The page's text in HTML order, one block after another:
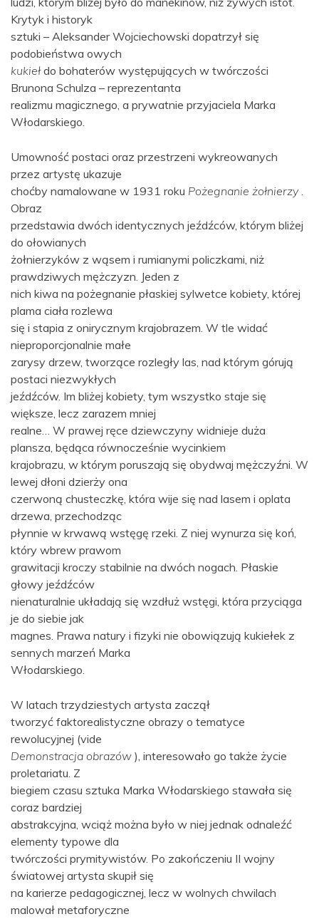
Krytyk i historyk
sztuki – Aleksander Wojciechowski dopatrzył się
podobieństwa owych
kukiełdo bohaterów występujących w twórczości
Brunona Schulza – reprezentanta
realizmu magicznego, a prywatnie przyjaciela Marka
Włodarskiego.
Umowność postaci oraz przestrzeni wykreowanych
przez artystę ukazuje
choćby namalowane w 1931 roku Pożegnanie żołnierzy.
Obraz
przedstawia dwóch identycznych jeźdźców, którym bliżej
do ołowianych
żołnierzyków z wąsem i rumianymi policzkami, niż
prawdziwych mężczyzn. Jeden z
nich kiwa na pożegnanie płaskiej sylwetce kobiety, której
plama ciała rozlewa
się i stapia z onirycznym krajobrazem. W tle widać
nieproporcjonalnie małe
zarysy drzew, tworzące rozległy las, nad którym górują
postaci niezwykłych
jeźdźców. Im bliżej kobiety, tym wszystko staje się
większe, lecz zarazem mniej
realne… W prawej ręce dziewczyny widnieje duża
plansza, będąca równocześnie wycinkiem
krajobrazu, w którym poruszają się obydwaj mężczyźni. W
lewej dłoni dzierży ona
czerwoną chusteczkę, która wije się nad lasem i oplata
drzewa, przechodząc
płynnie w krwawą wstęgę rzeki. Z niej wynurza się koń,
który wbrew prawom
grawitacji kroczy stabilnie na dwóch nogach. Płaskie
głowy jeźdźców
nienaturalnie układają się wzdłuż wstęgi, która przyciąga
je do siebie jak
magnes. Prawa natury i fizyki nie obowiązują kukiełek z
sennych marzeń Marka
Włodarskiego.
W latach trzydziestych artysta zaczął
tworzyć faktorealistyczne obrazy o tematyce
rewolucyjnej (vide
Demonstracja obrazów ), interesowało go także życie
proletariatu. Z
biegiem czasu sztuka Marka Włodarskiego stawała się
coraz bardziej
abstrakcyjna, wciąż można było w niej jednak odnaleźć
elementy typowe dla
twórczości prymitywistów. Po zakończeniu II wojny
światowej artysta skupił się
na karierze pedagogicznej, lecz w wolnych chwilach
malował metaforyczne